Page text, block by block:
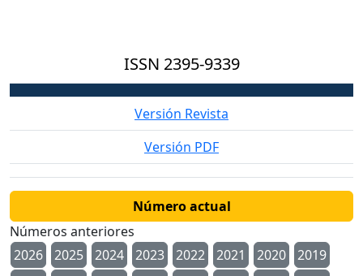
ISSN 2395-9339
Versión Revista
Versión PDF
Número actual
Números anteriores
2026
2025 2024 2023 2022 2021 2020
2019